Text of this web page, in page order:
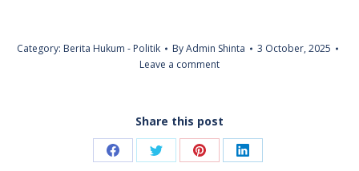
Category: Berita Hukum - Politik ByAdmin Shinta
3 October, 2025
Leave a comment
Share this post
Share Share Share Share